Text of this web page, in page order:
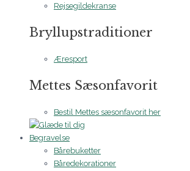
Rejsegildekranse
Bryllupstraditioner
Æresport
Mettes Sæsonfavorit
Bestil Mettes sæsonfavorit her
Begravelse
Bårebuketter
Båredekorationer